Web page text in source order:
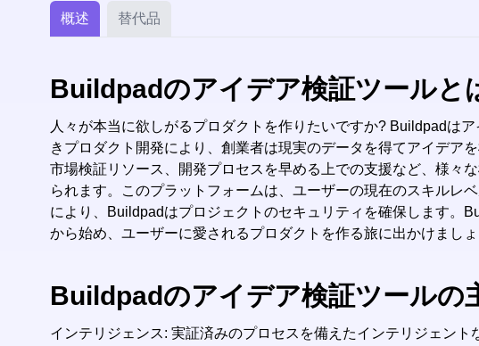
概述 替代品
Buildpadのアイデア検証ツールと
人々が本当に欲しがるプロダクトを作りたいですか? Buildpadは
きプロダクト開発により、創業者は現実のデータを得てアイデア
市場検証リソース、開発プロセスを早める上での支援など、様々
られます。このプラットフォームは、ユーザーの現在のスキルレ
により、Buildpadはプロジェクトのセキュリティを確保します。
から始め、ユーザーに愛されるプロダクトを作る旅に出かけまし
Buildpadのアイデア検証ツールの
インテリジェンス: 実証済みのプロセスを備えたインテリジェン